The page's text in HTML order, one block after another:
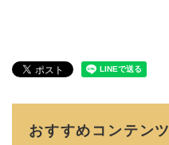
おすすめコンテンツ